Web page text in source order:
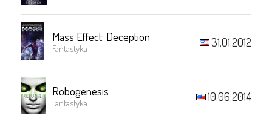
Mass Effect: Deception
Fantastyka 31.01.2012
Robogenesis
Fantastyka 10.06.2014